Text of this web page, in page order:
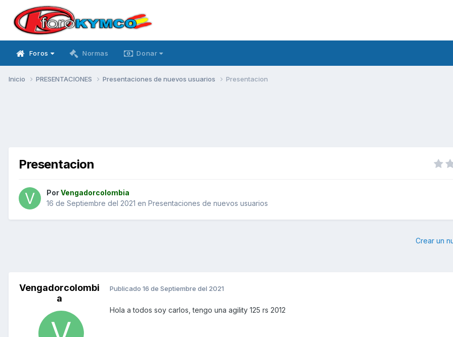
Foros Normas Donar
Inicio PRESENTACIONES Presentaciones de nuevos usuarios Presentacion
Presentacion
PorVengadorcolombia
16 de Septiembre del 2021 en Presentaciones de nuevos usuarios
Crear un
Vengadorcolombi
a
Publicado 16 de Septiembre del 2021
Hola a todos soy carlos, tengo una agility 125 rs 2012